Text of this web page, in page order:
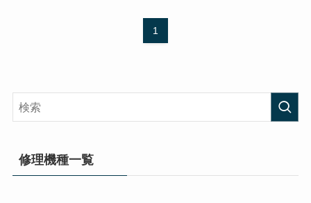
1
修理機種一覧